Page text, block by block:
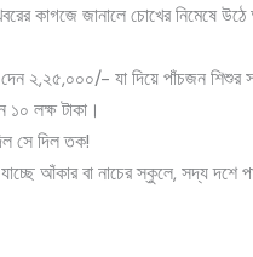
কাগজে জানালে চোখের নিমেষে
২,২৫,০০০/- যা দিয়ে পাঁচজন শিশুর
লক্ষ টাকা।
সে দিল তক!
যাচ্ছে আঁকার বা নাচের স্কুলে, সদ্য